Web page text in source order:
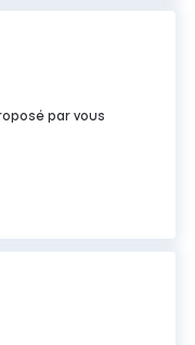
par vous